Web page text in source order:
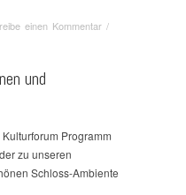
einen Kommentar /
und
Programm
zu unseren
Schloss-Ambiente